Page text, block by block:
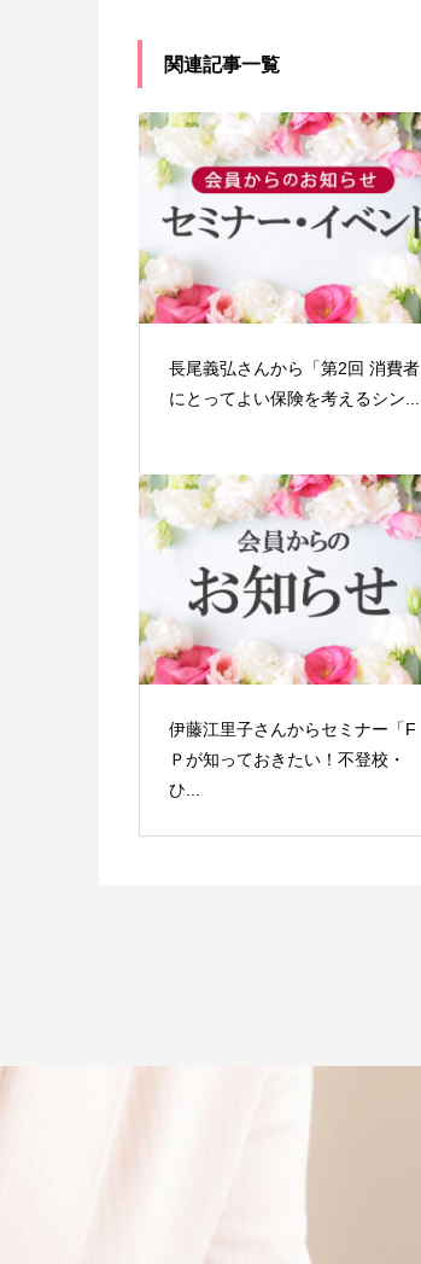
関連記事一覧
長尾義弘さんから「第2回 消費者
にとってよい保険を考えるシン...
伊藤江里子さんからセミナー「F
Ｐが知っておきたい！不登校・
ひ...